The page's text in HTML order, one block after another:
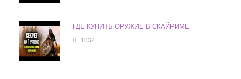
ГДЕ КУПИТЬ ОРУЖИЕ В СКАЙРИМЕ
1032